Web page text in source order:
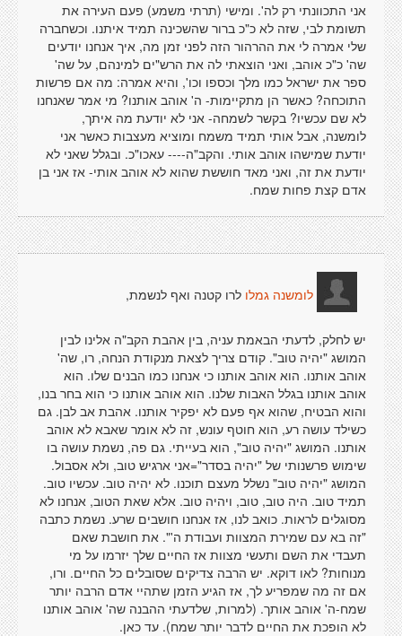
אני התכוונתי רק לה'. ומישי (תרתי משמע) פעם העירה את
תשומת לבי, שזה לא כ"כ ברור שהשכינה תמיד איתנו. וכשחברה
שלי אמרה לי את ההרהור הזה לפני זמן מה, איך אנחנו יודעים
שה' כ"כ אוהב, ואני הוצאתי לה את הרש"ים למינהם, על שה'
ספר את ישראל כמו מלך וכספו וכו', והיא אמרה: מה אם פרשות
התוכחה? כאשר הן מתקיימות- ה' אוהב אותנו? מי אמר שאנחנו
לא שם עכשיו? בקשר לשמחה- אני לא יודעת מה איתך,
לומשנה, אבל אותי תמיד משמח ומוציא מעצבות כאשר אני
יודעת שמישהו אוהב אותי. והקב"ה---- עאכו"כ. ובגלל שאני לא
יודעת את זה, ואני מאד חוששת שהוא לא אוהב אותי- אז אני בן
אדם קצת פחות שמח.
לומשנה גמלו לרו קטנה ואף לנשמת,
יש לחלק, לדעתי הבאמת עניה, בין אהבת הקב"ה אלינו לבין
המושג "יהיה טוב". קודם צריך לצאת מנקודת הנחה, רו, שה'
אוהב אותנו. הוא אוהב אותנו כי אנחנו כמו הבנים שלו. הוא
אוהב אותנו בגלל האבות שלנו. הוא אוהב אותנו כי הוא בחר בנו,
והוא הבטיח, שהוא אף פעם לא יפקיר אותנו. אהבת אב לבן. גם
כשילד עושה רע, הוא חוטף עונש, זה לא אומר שאבא לא אוהב
אותנו. המושג "יהיה טוב", הוא בעייתי. גם פה, נשמת עושה בו
שימוש פרשנותי של "יהיה בסדר"=אני ארגיש טוב, ולא אסבול.
המושג "יהיה טוב" נשלל מעצם תוכנו. לא יהיה טוב. עכשיו טוב.
תמיד טוב. היה טוב, טוב, ויהיה טוב. אלא שאת הטוב, אנחנו לא
מסוגלים לראות. כואב לנו, אז אנחנו חושבים שרע. נשמת כתבה
"זה בא עם שמירת המצוות ועבודת ה'". את חושבת שאם
תעבדי את השם ותעשי מצוות אז החיים שלך יזרמו על מי
מנוחות? לאו דוקא. יש הרבה צדיקים שסובלים כל החיים. ורו,
אם זה מה שמפריע לך, אז הגיע הזמן שתהיי אדם הרבה יותר
שמח-ה' אוהב אותך. (למרות, שלדעתי ההבנה שה' אוהב אותנו
לא הופכת את החיים לדבר יותר שמח). עד כאן.